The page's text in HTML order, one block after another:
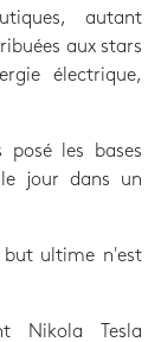
autant
aux stars
électrique,
posé les bases
jour dans un
but ultime n'est
Nikola Tesla